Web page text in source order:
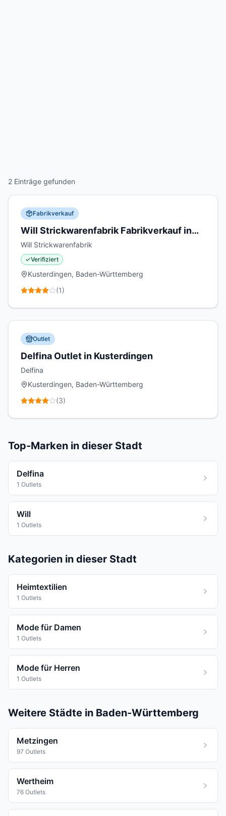
2 Einträge gefunden
Fabrikverkauf
Will Strickwarenfabrik Fabrikverkauf in
Kusterdingen
Will Strickwarenfabrik
✓Verifiziert
Kusterdingen, Baden-Württemberg
(1)
Outlet
Delfina Outlet in Kusterdingen
Delfina
Kusterdingen, Baden-Württemberg
(3)
Top-Marken in dieser Stadt
Delfina
1 Outlets
Will
1 Outlets
Kategorien in dieser Stadt
Heimtextilien
1 Outlets
Mode für Damen
1 Outlets
Mode für Herren
1 Outlets
Weitere Städte in Baden-Württemberg
Metzingen
97 Outlets
Wertheim
76 Outlets